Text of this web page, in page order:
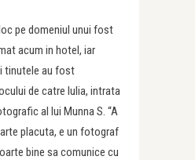
pe domeniul unui fost
acum in hotel, iar
tinutele au fost
de catre Iulia, intrata
al lui Munna S. “A
placuta, e un fotograf
bine sa comunice cu